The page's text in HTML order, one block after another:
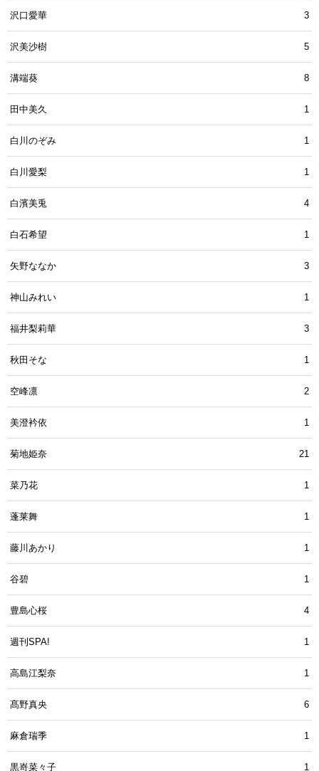
沢口愛華 3
沢美沙樹 5
溝端葵 8
田中美久 1
白川のぞみ 1
白川愛梨 1
白濱美兎 4
白石希望 1
矢野ななか 3
神山みれい 1
福井梨莉華 3
秋田そな 1
空峰凛 2
美澄衿依 1
菊地姫奈 21
菜乃花 1
蓬莱舞 1
藤川あかり 1
谷碧 1
豊島心桜 4
週刊SPA! 1
高島江梨奈 1
髙野真央 6
麻倉瑞季 1
黒嵜菜々子 1